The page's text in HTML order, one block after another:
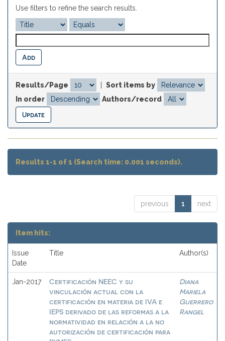
Use filters to refine the search results.
Results/Page
Sort items by
In order
Authors/record
Results 1-1 of 1 (Search time: 0.001 seconds).
previous 1 next
Item hits:
Issue
Date
Title Author(s)
Jan-2017
Certificación NEEC y su
vinculación actual con la
certificación en materia de IVA e
IEPS derivado de las reformas a la
normatividad en relación a la no
autorización de certificación para
Diana
Mariela
Guerrero
Rangel